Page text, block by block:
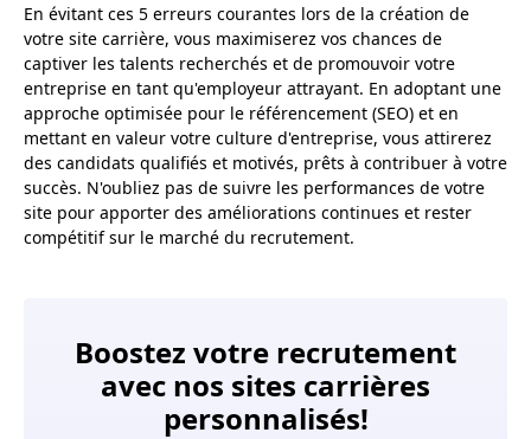
En évitant ces 5 erreurs courantes lors de la création de
votre site carrière, vous maximiserez vos chances de
captiver les talents recherchés et de promouvoir votre
entreprise en tant qu'employeur attrayant. En adoptant une
approche optimisée pour le référencement (SEO) et en
mettant en valeur votre culture d'entreprise, vous attirerez
des candidats qualifiés et motivés, prêts à contribuer à votre
succès. N'oubliez pas de suivre les performances de votre
site pour apporter des améliorations continues et rester
compétitif sur le marché du recrutement.
Boostez votre recrutement
avec nos sites carrières
personnalisés!